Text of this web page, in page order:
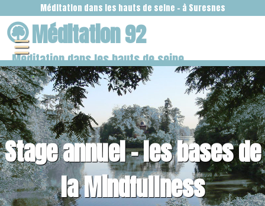
Méditation 92
Meditation dans les hauts de seine
Stage annuel - les bases de
la Mindfullness